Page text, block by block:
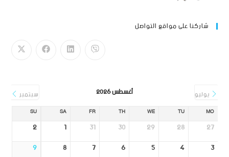
شاركنا على مواقع التواصل
يوليو أغسطس 2026 سبتمبر
MO
TU
WE
TH
FR
SA
SU
27
28
29
30
31
1
2
3
4
5
6
7
8
9